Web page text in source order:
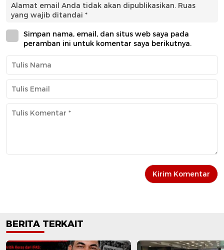
Alamat email Anda tidak akan dipublikasikan. Ruas
yang wajib ditandai *
Simpan nama, email, dan situs web saya pada
peramban ini untuk komentar saya berikutnya.
BERITA TERKAIT